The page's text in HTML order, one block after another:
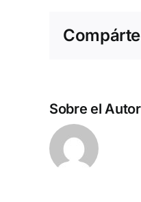
Sobre el